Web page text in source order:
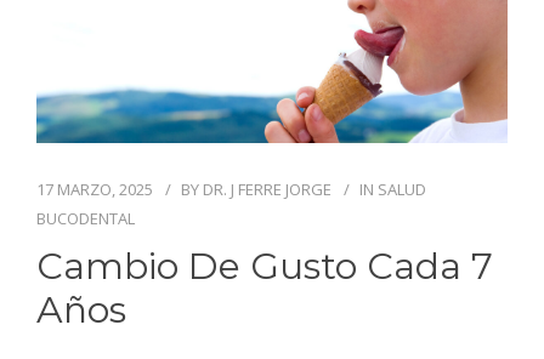
CONTACTO
17 MARZO, 2025 BY DR. J FERRE JORGE IN SALUD
BUCODENTAL
Cambio De Gusto Cada 7
Años